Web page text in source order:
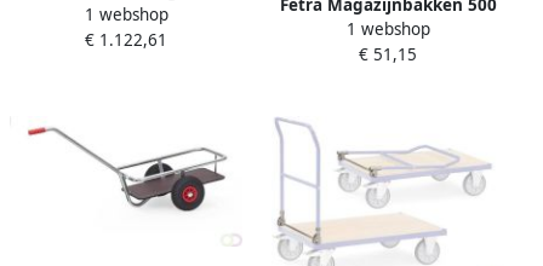
250 Liter 750 kg
draagvermogen
1 webshop
€ 1.122,61
Fetra Magazijnbakken 500
450 x 310 x 200 mm grijs
1 webshop
€ 51,15